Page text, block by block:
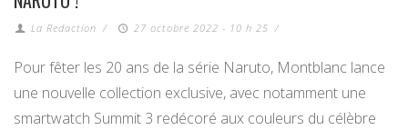
La Redaction / 27 octobre 2022 - 10 h 25 /
Pour fêter les 20 ans de la série Naruto, Montblanc lance
une nouvelle collection exclusive, avec notamment une
smartwatch Summit 3 redécoré aux couleurs du célèbre